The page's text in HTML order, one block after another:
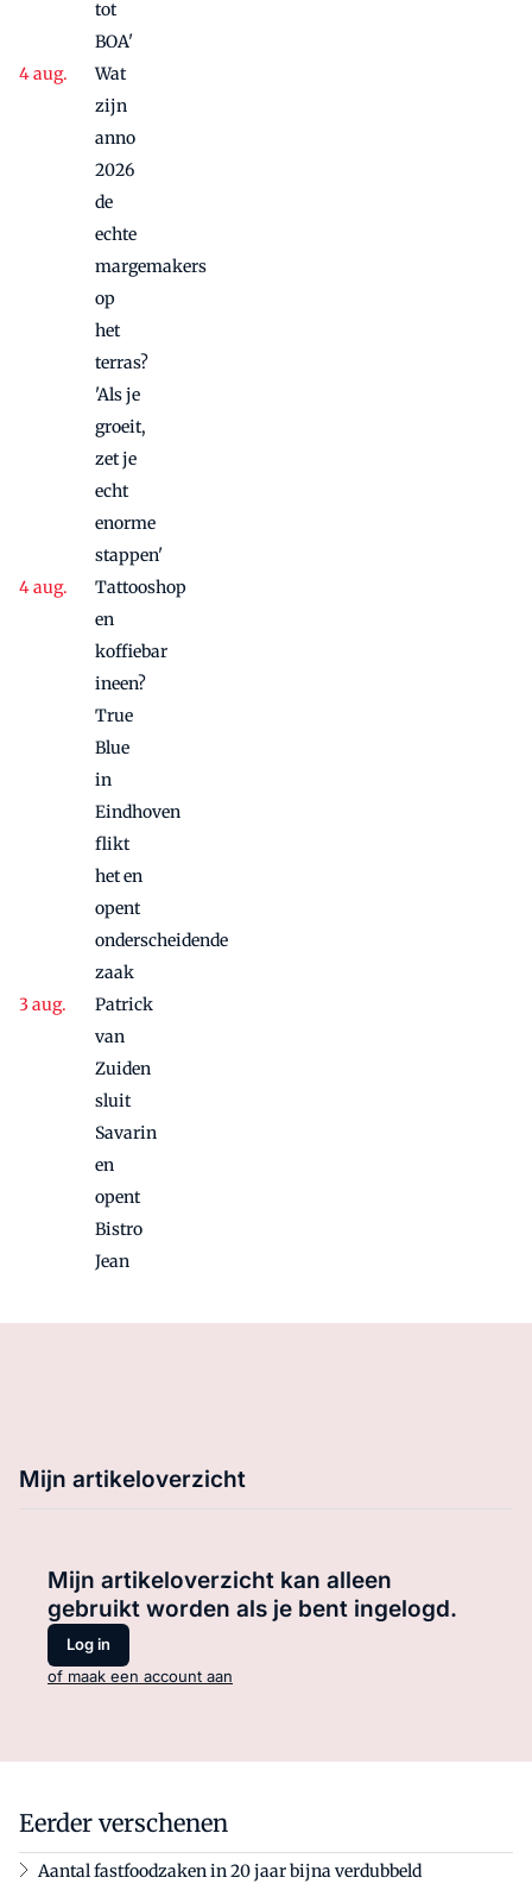
tot
BOA'
Wat
zijn
anno
2026
de
echte
margemakers
op
het
terras?
'Als je
groeit,
zet je
echt
enorme
stappen'
Tattooshop
en
koffiebar
ineen?
True
Blue
in
Eindhoven
flikt
het en
opent
onderscheidende
zaak
Patrick
van
Zuiden
sluit
Savarin
en
opent
Bistro
Jean
Mijn artikeloverzicht
Mijn artikeloverzicht kan alleen
gebruikt worden als je bent ingelogd.
Log in
of maak een account aan
Eerder verschenen
Aantal fastfoodzaken in 20 jaar bijna verdubbeld